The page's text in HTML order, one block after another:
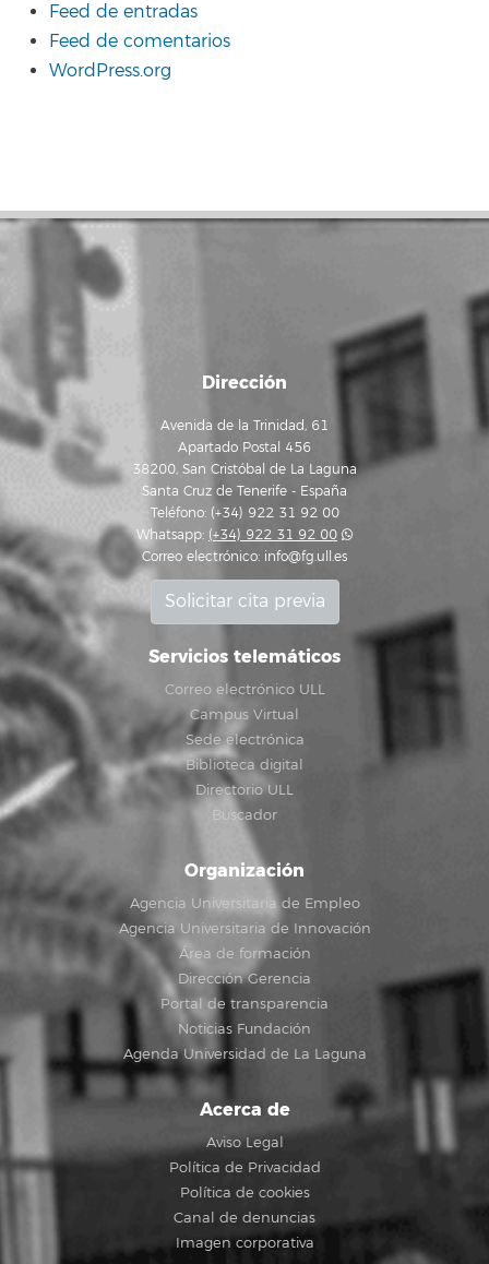
Feed de entradas
Feed de comentarios
WordPress.org
Dirección
Avenida de la Trinidad, 61
Apartado Postal 456
38200, San Cristóbal de La Laguna
Santa Cruz de Tenerife - España
Teléfono: (+34) 922 31 92 00
Whatsapp: (+34) 922 31 92 00
Correo electrónico: info@fg.ull.es
Solicitar cita previa
Servicios telemáticos
Correo electrónico ULL
Campus Virtual
Sede electrónica
Biblioteca digital
Directorio ULL
Buscador
Organización
Agencia Universitaria de Empleo
Agencia Universitaria de Innovación
Área de formación
Dirección Gerencia
Portal de transparencia
Noticias Fundación
Agenda Universidad de La Laguna
Acerca de
Aviso Legal
Política de Privacidad
Política de cookies
Canal de denuncias
Imagen corporativa